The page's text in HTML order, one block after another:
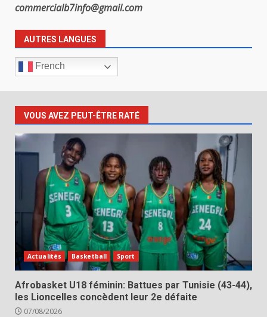
commercialb7info@gmail.com
AUTRES LANGUES
French
VOUS AVEZ PEUT-ÊTRE RATÉ
Actualités Basketball Sport
Afrobasket U18 féminin: Battues par Tunisie (43-44),
les Lioncelles concèdent leur 2e défaite
07/08/2026